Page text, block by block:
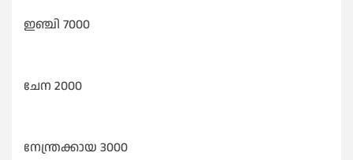
ഇഞ്ചി 7000
ചേന 2000
നേന്ത്രക്കായ 3000